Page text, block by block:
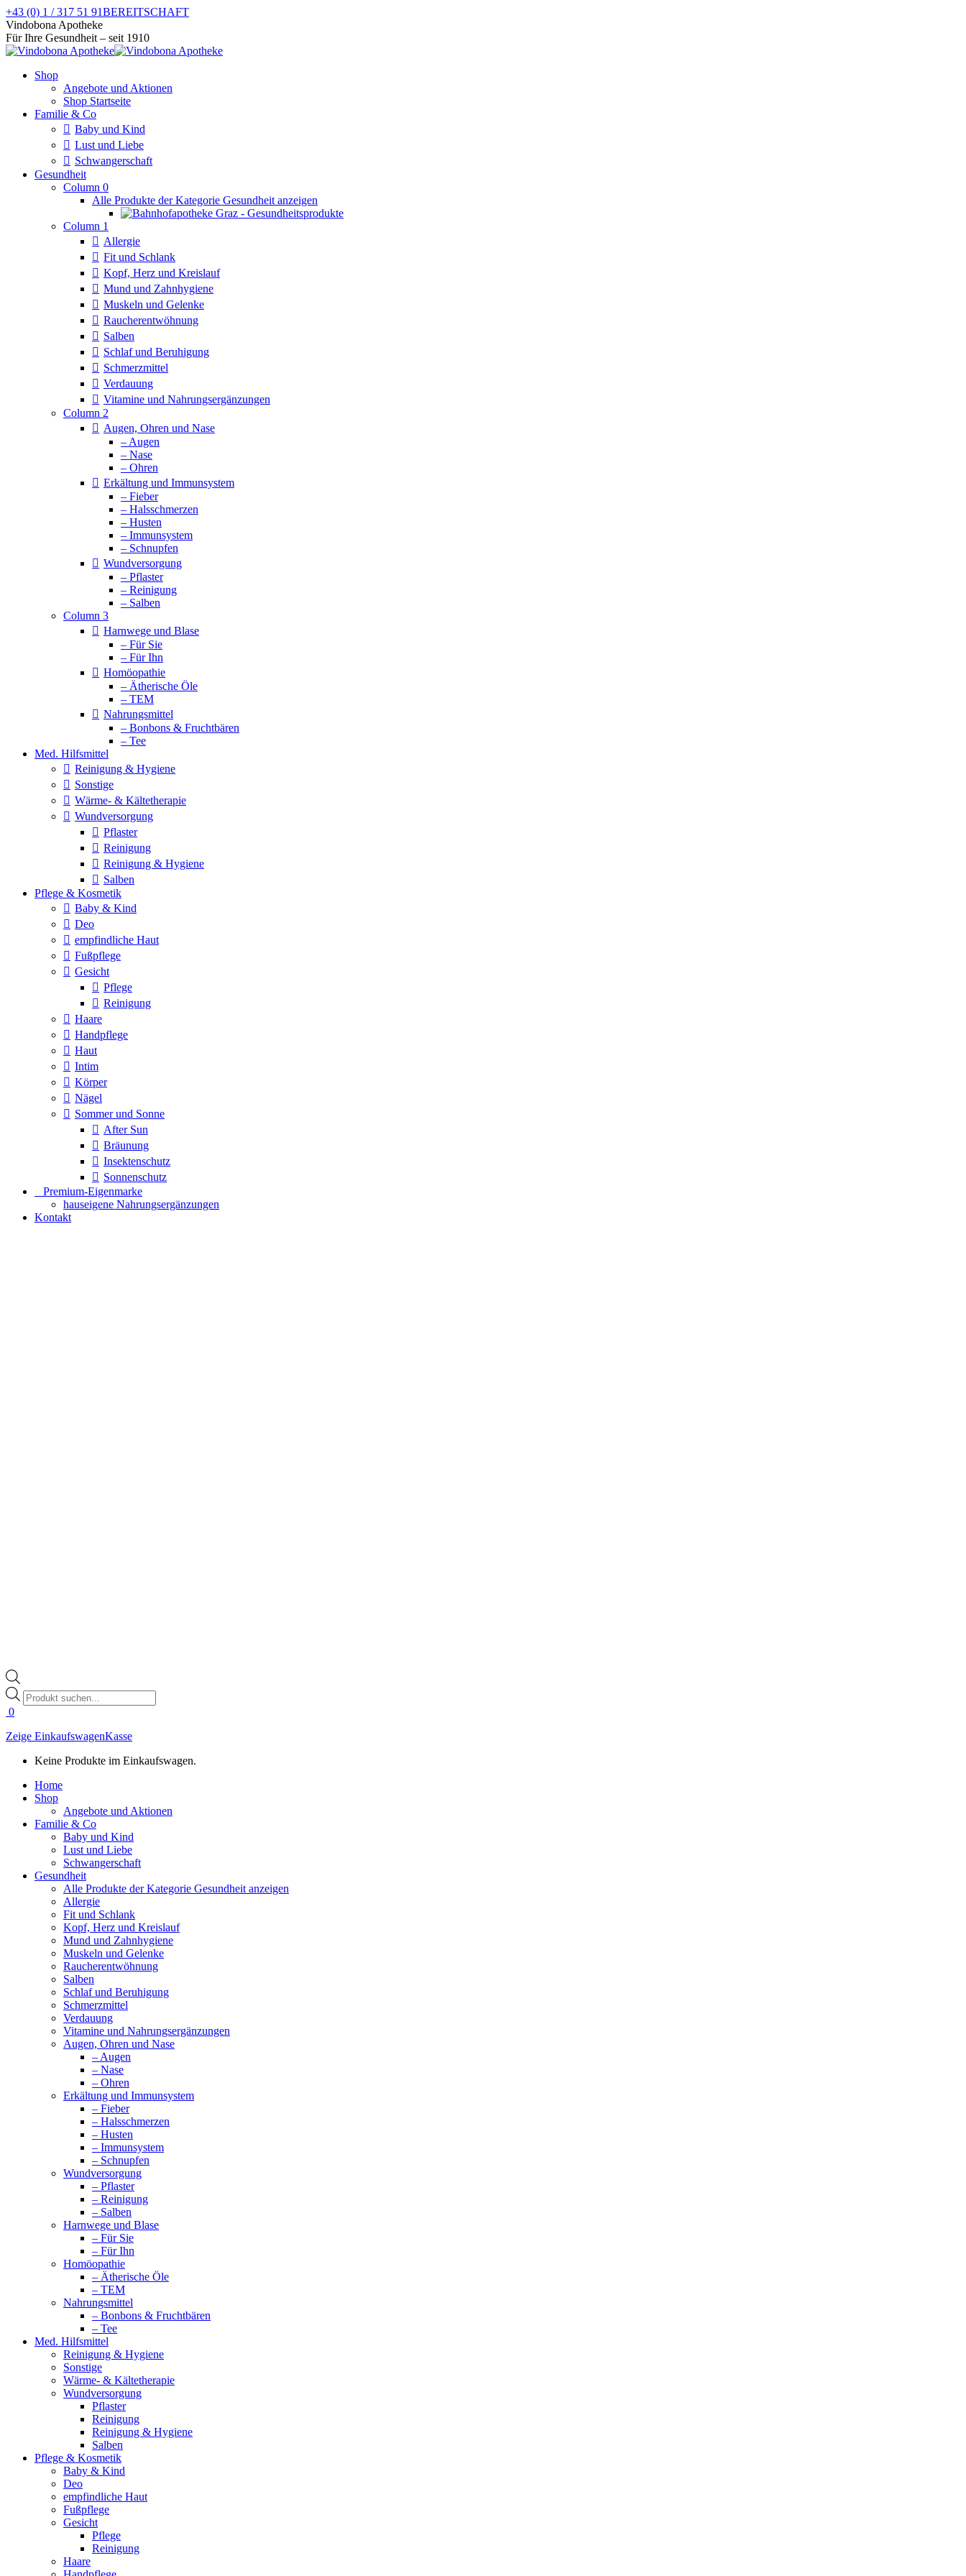
Zum
Inhalt
springen
+43 (0) 1 / 317 51 91BEREITSCHAFT
Facebook
page
opens
new
Instagram
page
opens
new
Vindobona Apotheke
Für Ihre Gesundheit – seit 1910
Shop
Angebote und Aktionen
Shop Startseite
Familie & Co
Baby und Kind
Lust und Liebe
Schwangerschaft
Gesundheit
Column 0
Alle Produkte der Kategorie Gesundheit anzeigen
Column 1
Allergie
Fit und Schlank
Kopf, Herz und Kreislauf
Mund und Zahnhygiene
Muskeln und Gelenke
Raucherentwöhnung
Salben
Schlaf und Beruhigung
Schmerzmittel
Verdauung
Vitamine und Nahrungsergänzungen
Column 2
Augen, Ohren und Nase
– Augen
– Nase
– Ohren
Erkältung und Immunsystem
– Fieber
– Halsschmerzen
– Husten
– Immunsystem
– Schnupfen
Wundversorgung
– Pflaster
– Reinigung
– Salben
Column 3
Harnwege und Blase
– Für Sie
– Für Ihn
Homöopathie
– Ätherische Öle
– TEM
Nahrungsmittel
– Bonbons & Fruchtbären
– Tee
Med. Hilfsmittel
Reinigung & Hygiene
Sonstige
Wärme- & Kältetherapie
Wundversorgung
Pflaster
Reinigung
Reinigung & Hygiene
Salben
Pflege & Kosmetik
Baby & Kind
Deo
empfindliche Haut
Fußpflege
Gesicht
Pflege
Reinigung
Haare
Handpflege
Haut
Intim
Körper
Nägel
Sommer und Sonne
After Sun
Bräunung
Insektenschutz
Sonnenschutz
⠀​Premium-Eigenmarke
hauseigene Nahrungsergänzungen
Kontakt
Products
search
0
Zeige EinkaufswagenKasse
Keine Produkte im Einkaufswagen.
Home
Shop
Angebote und Aktionen
Familie & Co
Baby und Kind
Lust und Liebe
Schwangerschaft
Gesundheit
Alle Produkte der Kategorie Gesundheit anzeigen
Allergie
Fit und Schlank
Kopf, Herz und Kreislauf
Mund und Zahnhygiene
Muskeln und Gelenke
Raucherentwöhnung
Salben
Schlaf und Beruhigung
Schmerzmittel
Verdauung
Vitamine und Nahrungsergänzungen
Augen, Ohren und Nase
– Augen
– Nase
– Ohren
Erkältung und Immunsystem
– Fieber
– Halsschmerzen
– Husten
– Immunsystem
– Schnupfen
Wundversorgung
– Pflaster
– Reinigung
– Salben
Harnwege und Blase
– Für Sie
– Für Ihn
Homöopathie
– Ätherische Öle
– TEM
Nahrungsmittel
– Bonbons & Fruchtbären
– Tee
Med. Hilfsmittel
Reinigung & Hygiene
Sonstige
Wärme- & Kältetherapie
Wundversorgung
Pflaster
Reinigung
Reinigung & Hygiene
Salben
Pflege & Kosmetik
Baby & Kind
Deo
empfindliche Haut
Fußpflege
Gesicht
Pflege
Reinigung
Haare